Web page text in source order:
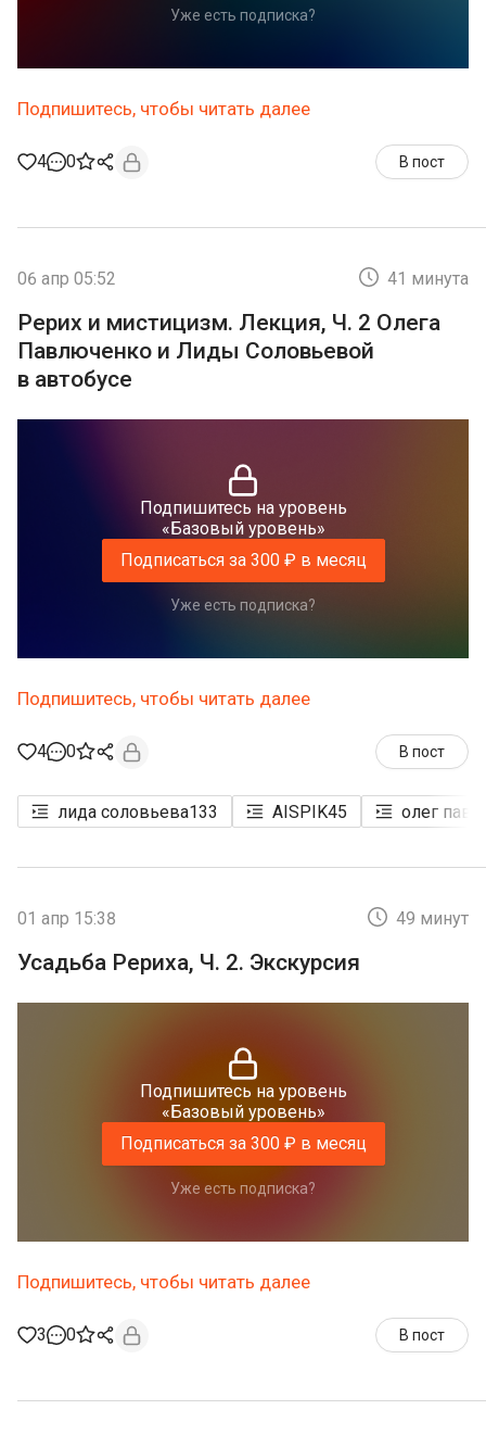
Уже есть подписка?
Подпишитесь, чтобы читать далее
4 0 В пост
06 апр 05:52 41 минута
Рерих и мистицизм. Лекция, Ч. 2 Олега
Павлюченко и Лиды Соловьевой
в автобусе
Подпишитесь на уровень
«Базовый уровень»
Подписаться за 300 ₽ в месяц
Уже есть подписка?
Подпишитесь, чтобы читать далее
4 0 В пост
лида соловьева133 AISPIK45 олег
01 апр 15:38 49 минут
Усадьба Рериха, Ч. 2. Экскурсия
Подпишитесь на уровень
«Базовый уровень»
Подписаться за 300 ₽ в месяц
Уже есть подписка?
Подпишитесь, чтобы читать далее
3 0 В пост